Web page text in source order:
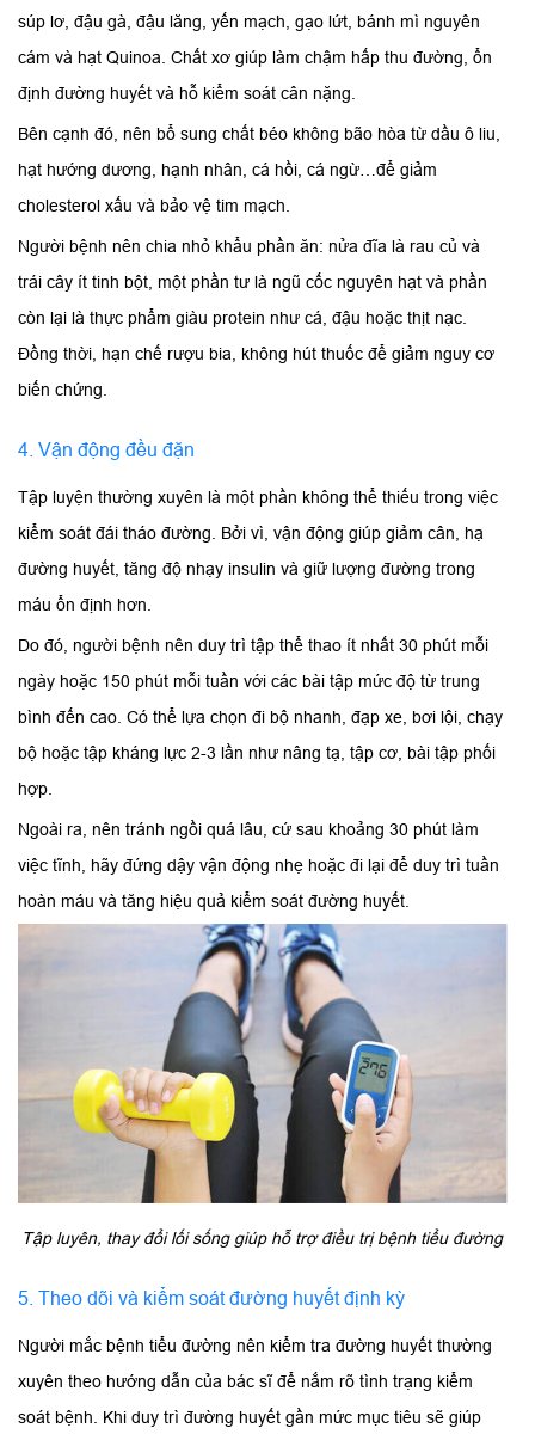
súp lơ, đậu gà, đậu lăng, yến mạch, gạo lứt, bánh mì nguyên
cám và hạt Quinoa. Chất xơ giúp làm chậm hấp thu đường, ổn
định đường huyết và hỗ kiểm soát cân nặng.
Bên cạnh đó, nên bổ sung chất béo không bão hòa từ dầu ô liu,
hạt hướng dương, hạnh nhân, cá hồi, cá ngừ…để giảm
cholesterol xấu và bảo vệ tim mạch.
Người bệnh nên chia nhỏ khẩu phần ăn: nửa đĩa là rau củ và
trái cây ít tinh bột, một phần tư là ngũ cốc nguyên hạt và phần
còn lại là thực phẩm giàu protein như cá, đậu hoặc thịt nạc.
Đồng thời, hạn chế rượu bia, không hút thuốc để giảm nguy cơ
biến chứng.
4. Vận động đều đặn
Tập luyện thường xuyên là một phần không thể thiếu trong việc
kiểm soát đái tháo đường. Bởi vì, vận động giúp giảm cân, hạ
đường huyết, tăng độ nhạy insulin và giữ lượng đường trong
máu ổn định hơn.
Do đó, người bệnh nên duy trì tập thể thao ít nhất 30 phút mỗi
ngày hoặc 150 phút mỗi tuần với các bài tập mức độ từ trung
bình đến cao. Có thể lựa chọn đi bộ nhanh, đạp xe, bơi lội, chạy
bộ hoặc tập kháng lực 2-3 lần như nâng tạ, tập cơ, bài tập phối
hợp.
Ngoài ra, nên tránh ngồi quá lâu, cứ sau khoảng 30 phút làm
việc tĩnh, hãy đứng dậy vận động nhẹ hoặc đi lại để duy trì tuần
hoàn máu và tăng hiệu quả kiểm soát đường huyết.
Tập luyên, thay đổi lối sống giúp hỗ trợ điều trị bệnh tiểu đường
5. Theo dõi và kiểm soát đường huyết định kỳ
Người mắc bệnh tiểu đường nên kiểm tra đường huyết thường
xuyên theo hướng dẫn của bác sĩ để nắm rõ tình trạng kiểm
soát bệnh. Khi duy trì đường huyết gần mức mục tiêu sẽ giúp